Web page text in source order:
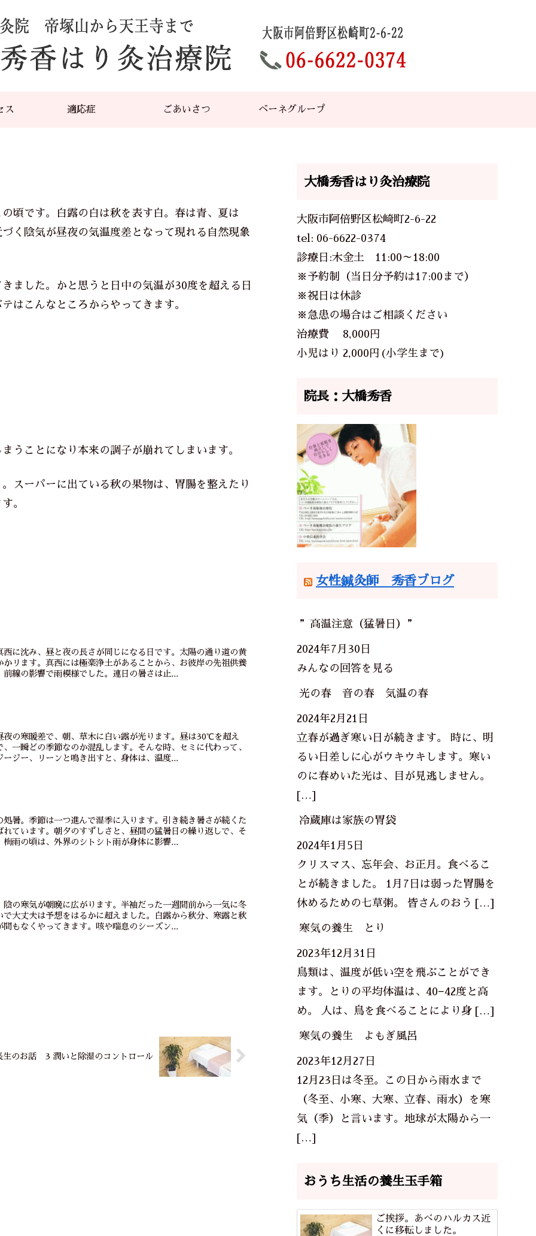
ス 適応症 ごあいさつ ベーネグループ
頃です。白露の白は秋を表す白。春は青、夏は
く陰気が昼夜の気温度差となって現れる自然現象
ました。かと思うと日中の気温が30度を超える日
はこんなところからやってきます。
うことになり本来の調子が崩れてしまいます。
スーパーに出ている秋の果物は、胃腸を整えたり
。
に沈み、昼と夜の長さが同じになる日です。太陽の通り道の黄
リます。真西には極楽浄土があることから、お彼岸の先祖供養
前線の影響で雨模様でした。連日の暑さは止...
夜の寒暖差で、朝、草木に白い露が光ります。昼は30℃を超え
一瞬どの季節なのか混乱します。そんな時、セミに代わって、
ジー、リーンと鳴き出すと、身体は、温度...
暑。季節は一つ進んで湿季に入ります。引き続き暑さが続くた
れています。朝夕のすずしさと、昼間の猛暑日の繰り返しで、そ
梅雨の頃は、外界のシトシト雨が身体に影響...
の寒気が朝晩に広がります。半袖だった一週間前から一気に冬
大丈夫は予想をはるかに超えました。白露から秋分、寒露と秋
もなくやってきます。咳や喘息のシーズン...
不老長生のお話 3 潤いと除湿のコントロール
大橋秀香はり灸治療院
大阪市阿倍野区松崎町2-6-22
tel: 06-6622-0374
診療日:木金土 11:00～18:00
※予約制（当日分予約は17:00まで）
※祝日は休診
※急患の場合はご相談ください
治療費 8,000円
小児はり 2,000円(小学生まで)
院長：大橋秀香
女性鍼灸師 秀香ブログ
”高温注意（猛暑日）”
2024年7月30日
みんなの回答を見る
光の春 音の春 気温の春
2024年2月21日
立春が過ぎ寒い日が続きます。 時に、明
るい日差しに心がウキウキします。寒い
のに春めいた光は、目が見逃しません。
[…]
冷蔵庫は家族の胃袋
2024年1月5日
クリスマス、忘年会、お正月。食べるこ
とが続きました。 1月7日は弱った胃腸を
休めるための七草粥。 皆さんのおう […]
寒気の養生 とり
2023年12月31日
鳥類は、温度が低い空を飛ぶことができ
ます。とりの平均体温は、40−42度と高
め。 人は、鳥を食べることにより身 […]
寒気の養生 よもぎ風呂
2023年12月27日
12月23日は冬至。この日から雨水まで
（冬至、小寒、大寒、立春、雨水）を寒
気（季）と言います。地球が太陽から一
[…]
おうち生活の養生玉手箱
ご挨拶。あべのハルカス近
くに移転しました。